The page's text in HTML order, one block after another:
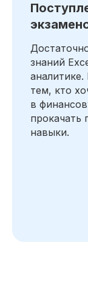
знаний
тем, кто
в
прокачать
навыки.